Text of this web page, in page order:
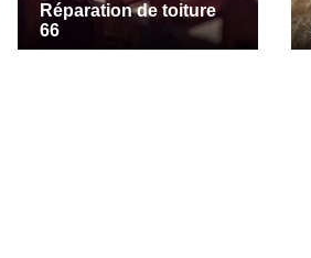
Réparation de toiture
66